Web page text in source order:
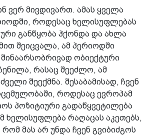
ვერ მივდივართ. ამას ყველა
როდესაც ხელისუფლებას
განწყობა ჰქონდა და ახლა
შეიცვალა, ამ პერიოდში
ობიექტური
რასაც შეეძლო, ამ
შეექმნა. შესაბამისად, ჩვენ
როდესაც ევროპამ
პოზიტიური გადაწყვეტილება
ხელისუფლება რაღაცას აკეთებს,
მას არ უნდა ჩვენ გვიბიძგოს